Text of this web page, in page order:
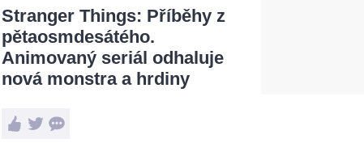
Stranger Things: Příběhy z
pětaosmdesátého.
Animovaný seriál odhaluje
nová monstra a hrdiny